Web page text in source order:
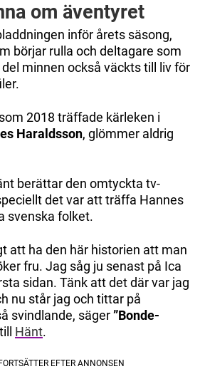
om äventyret
inför årets säsong,
börjar rulla och deltagare som
minnen också väckts till liv för
2018 träffade kärleken i
Haraldsson, glömmer aldrig
berättar den omtyckta tv-
det var att träffa Hannes
svenska folket.
att ha den här historien att man
fru. Jag såg ju senast på Ica
sidan. Tänk att det där var jag
nu står jag och tittar på
svindlande, säger”Bonde-
Hänt.